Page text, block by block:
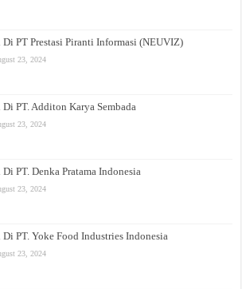
Di PT Prestasi Piranti Informasi (NEUVIZ)
23, 2024
Di PT. Additon Karya Sembada
23, 2024
Di PT. Denka Pratama Indonesia
23, 2024
Di PT. Yoke Food Industries Indonesia
23, 2024